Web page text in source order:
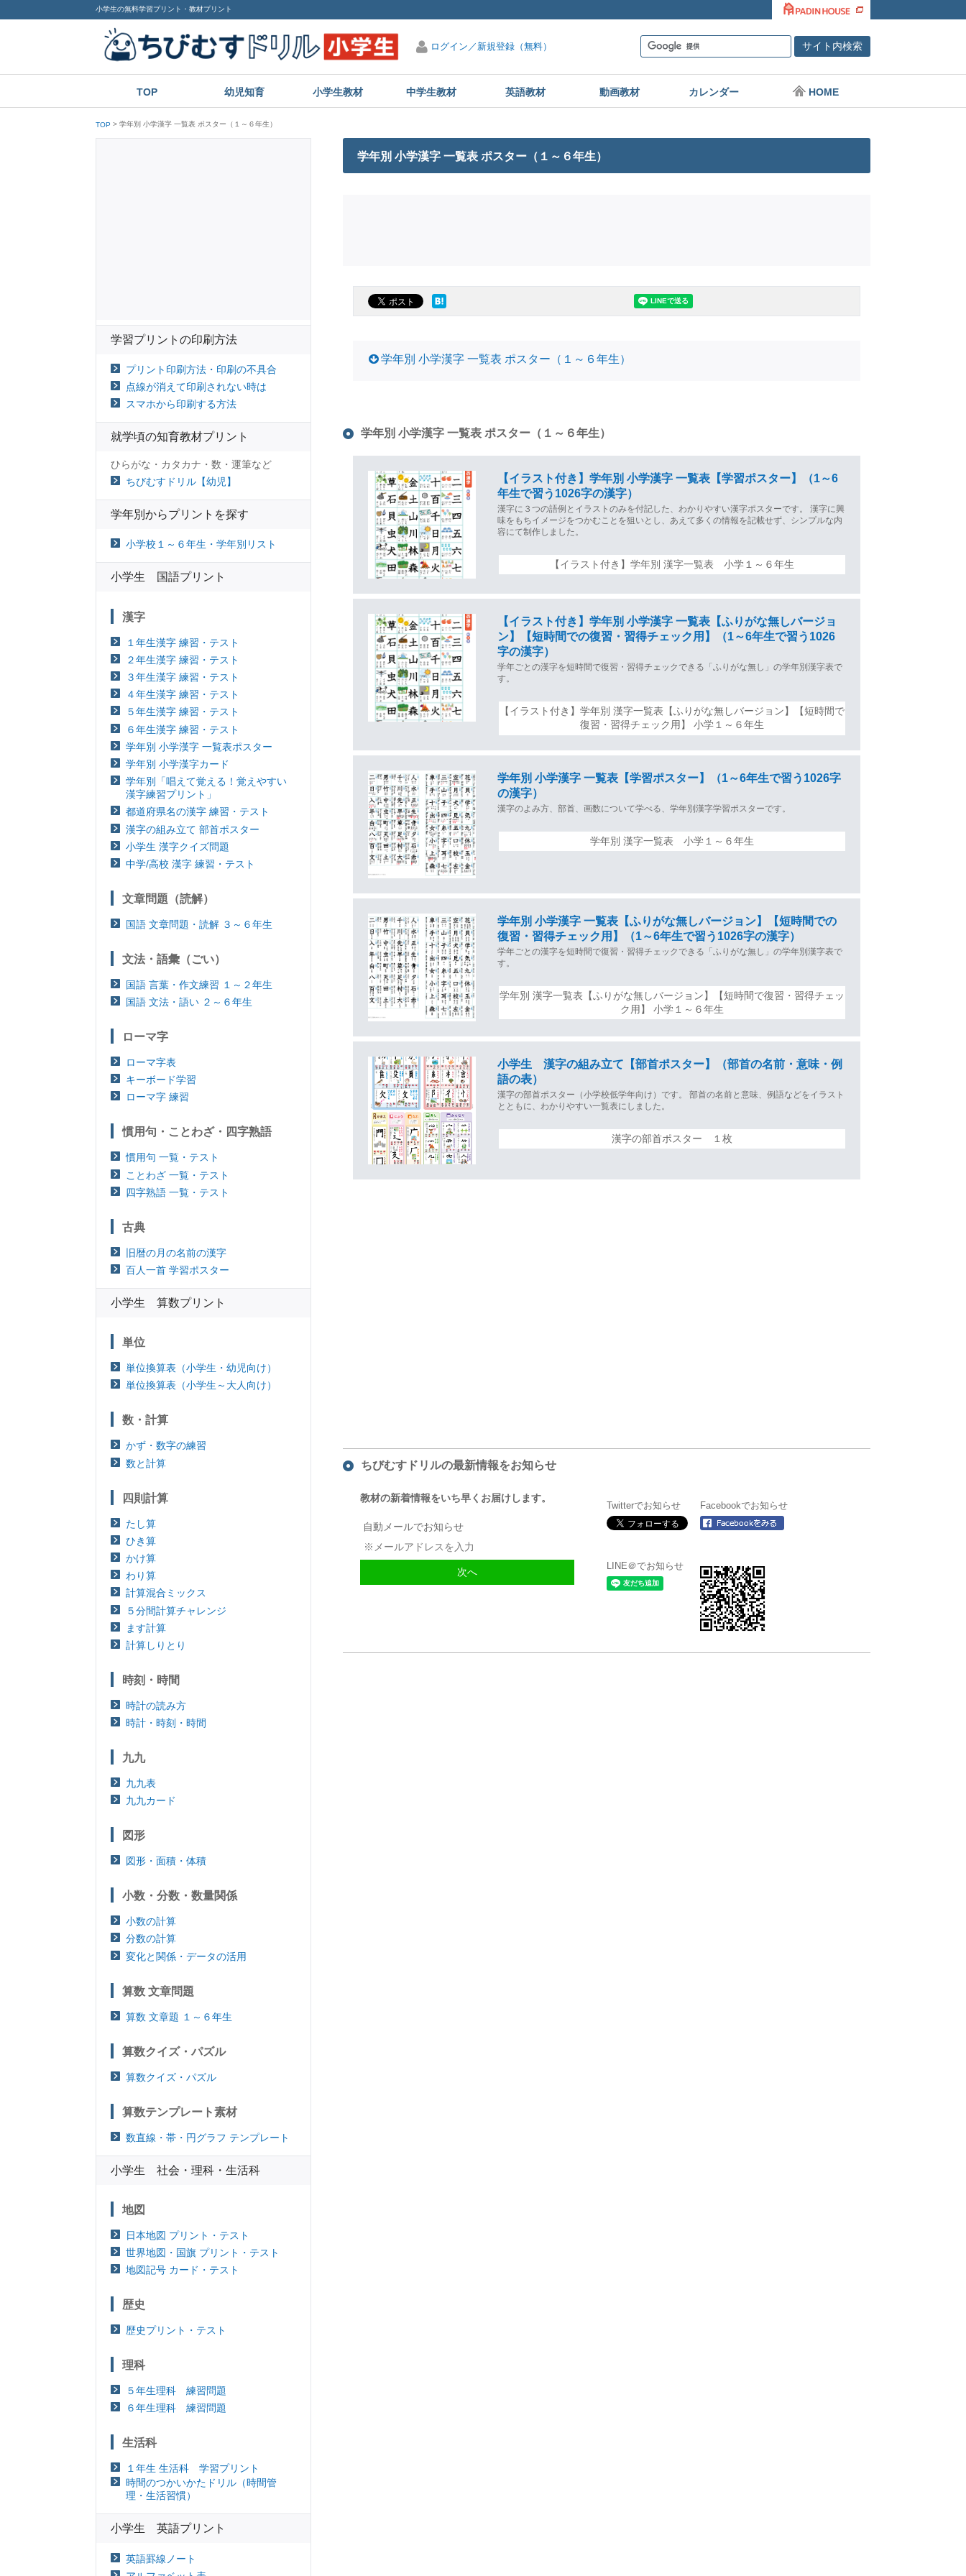
小学生の無料学習プリント・教材プリント
ログイン／新規登録（無料）
TOP 幼児知育 小学生教材 中学生教材 英語教材 動画教材 カレンダー HOME
TOP 学年別 小学漢字 一覧表 ポスター（１～６年生）
学年別 小学漢字 一覧表 ポスター（１～６年生）
学年別 小学漢字 一覧表 ポスター（１～６年生）
学年別 小学漢字 一覧表 ポスター（１～６年生）
【イラスト付き】学年別 小学漢字 一覧表【学習ポスター】（1～6
年生で習う1026字の漢字）
漢字に３つの語例とイラストのみを付記した、わかりやすい漢字ポスターです。 漢字に興
味をもちイメージをつかむことを狙いとし、あえて多くの情報を記載せず、シンプルな内
容にて制作しました。
【イラスト付き】学年別 漢字一覧表 小学１～６年生
【イラスト付き】学年別 小学漢字 一覧表【ふりがな無しバージョ
ン】【短時間での復習・習得チェック用】（1～6年生で習う1026
字の漢字）
学年ごとの漢字を短時間で復習・習得チェックできる「ふりがな無し」の学年別漢字表で
す。
【イラスト付き】学年別 漢字一覧表【ふりがな無しバージョン】【短時間で
復習・習得チェック用】 小学１～６年生
学年別 小学漢字 一覧表【学習ポスター】（1～6年生で習う1026字
の漢字）
漢字のよみ方、部首、画数について学べる、学年別漢字学習ポスターです。
学年別 漢字一覧表 小学１～６年生
学年別 小学漢字 一覧表【ふりがな無しバージョン】【短時間での
復習・習得チェック用】（1～6年生で習う1026字の漢字）
学年ごとの漢字を短時間で復習・習得チェックできる「ふりがな無し」の学年別漢字表で
す。
学年別 漢字一覧表【ふりがな無しバージョン】【短時間で復習・習得チェッ
ク用】 小学１～６年生
小学生 漢字の組み立て【部首ポスター】（部首の名前・意味・例
語の表）
漢字の部首ポスター（小学校低学年向け）です。 部首の名前と意味、例語などをイラスト
とともに、わかりやすい一覧表にしました。
漢字の部首ポスター １枚
ちびむすドリルの最新情報をお知らせ
教材の新着情報をいち早くお届けします。
自動メールでお知らせ
Twitterでお知らせ Facebookでお知らせ
LINE＠でお知らせ
学習プリントの印刷方法
プリント印刷方法・印刷の不具合
点線が消えて印刷されない時は
スマホから印刷する方法
就学頃の知育教材プリント
ひらがな・カタカナ・数・運筆など
ちびむすドリル【幼児】
学年別からプリントを探す
小学校１～６年生・学年別リスト
小学生 国語プリント
漢字
１年生漢字 練習・テスト
２年生漢字 練習・テスト
３年生漢字 練習・テスト
４年生漢字 練習・テスト
５年生漢字 練習・テスト
６年生漢字 練習・テスト
学年別 小学漢字 一覧表ポスター
学年別 小学漢字カード
学年別「唱えて覚える！覚えやすい
漢字練習プリント」
都道府県名の漢字 練習・テスト
漢字の組み立て 部首ポスター
小学生 漢字クイズ問題
中学/高校 漢字 練習・テスト
文章問題（読解）
国語 文章問題・読解 ３～６年生
文法・語彙（ごい）
国語 言葉・作文練習 １～２年生
国語 文法・語い ２～６年生
ローマ字
ローマ字表
キーボード学習
ローマ字 練習
慣用句・ことわざ・四字熟語
慣用句 一覧・テスト
ことわざ 一覧・テスト
四字熟語 一覧・テスト
古典
旧暦の月の名前の漢字
百人一首 学習ポスター
小学生 算数プリント
単位
単位換算表（小学生・幼児向け）
単位換算表（小学生～大人向け）
数・計算
かず・数字の練習
数と計算
四則計算
たし算
ひき算
かけ算
わり算
計算混合ミックス
５分間計算チャレンジ
ます計算
計算しりとり
時刻・時間
時計の読み方
時計・時刻・時間
九九
九九表
九九カード
図形
図形・面積・体積
小数・分数・数量関係
小数の計算
分数の計算
変化と関係・データの活用
算数 文章問題
算数 文章題 １～６年生
算数クイズ・パズル
算数クイズ・パズル
算数テンプレート素材
数直線・帯・円グラフ テンプレート
小学生 社会・理科・生活科
地図
日本地図 プリント・テスト
世界地図・国旗 プリント・テスト
地図記号 カード・テスト
歴史
歴史プリント・テスト
理科
５年生理科 練習問題
６年生理科 練習問題
生活科
１年生 生活科 学習プリント
時間のつかいかたドリル（時間管
理・生活習慣）
小学生 英語プリント
英語罫線ノート